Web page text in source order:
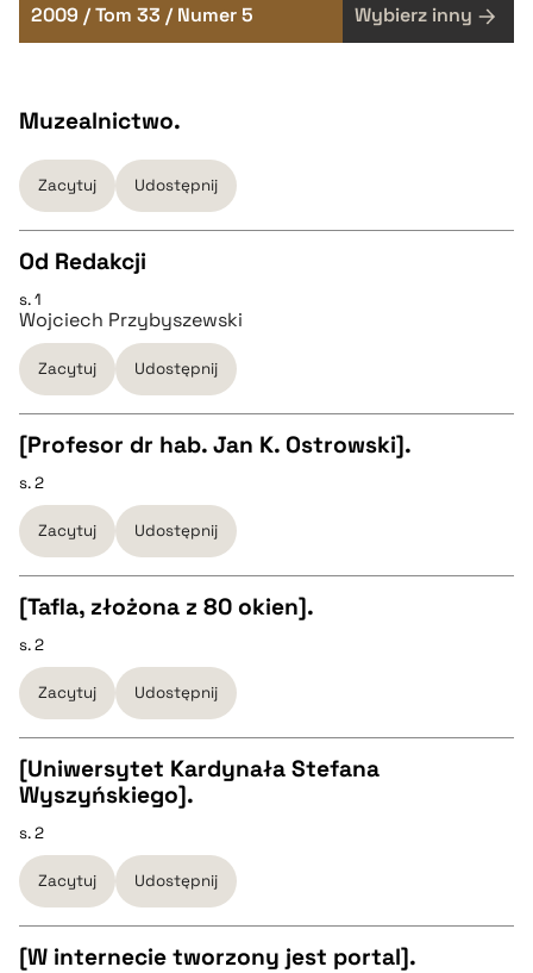
2009 / Tom 33 / Numer 5 Wybierz inny
Muzealnictwo.
Zacytuj Udostępnij
CZYSTY TEKST
pobierz cytat
BIBTEX
pobierz cytat
Od Redakcji
s. 1
Wojciech Przybyszewski
Zacytuj Udostępnij
CZYSTY TEKST
pobierz cytat
BIBTEX
pobierz cytat
[Profesor dr hab. Jan K. Ostrowski].
s. 2
Zacytuj Udostępnij
CZYSTY TEKST
pobierz cytat
BIBTEX
pobierz cytat
[Tafla, złożona z 80 okien].
s. 2
Zacytuj Udostępnij
CZYSTY TEKST
pobierz cytat
BIBTEX
[Uniwersytet Kardynała Stefana
Wyszyńskiego].
s. 2
Zacytuj Udostępnij
[W internecie tworzony jest portal].